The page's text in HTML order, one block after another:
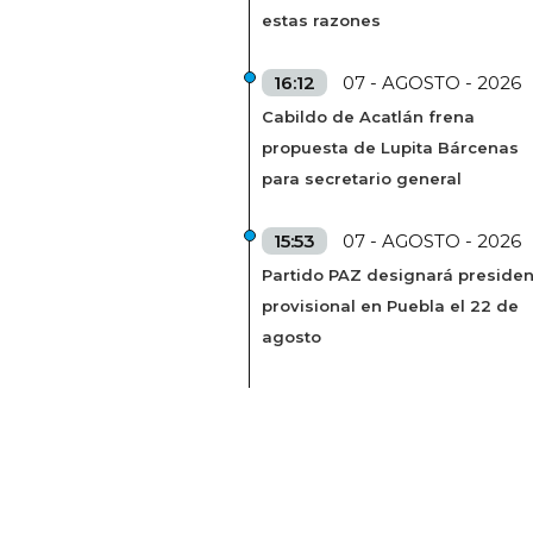
estas razones
16:12 07 - AGOSTO - 2026
Cabildo de Acatlán frena
propuesta de Lupita Bárcenas
para secretario general
15:53 07 - AGOSTO - 2026
Partido PAZ designará
provisional en Puebla el 22 de
agosto